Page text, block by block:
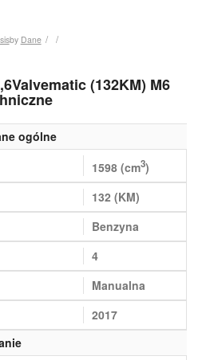
/ /
by Dane
(132KM) M6
ogólne
1598 (cm3)
132 (KM)
Benzyna
4
Manualna
2017